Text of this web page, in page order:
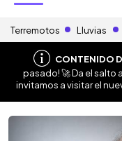
Terremotos Lluvias
CONTENIDO
pasado! 🚀 Da el salto
invitamos a visitar el